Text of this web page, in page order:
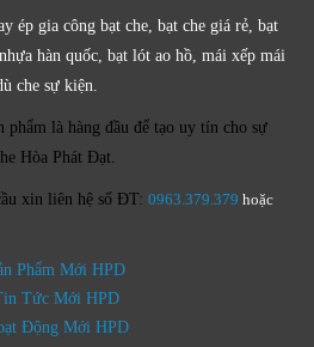
ép gia công bạt che, bạt che giá rẻ, bạt
hàn quốc, bạt lót ao hồ, mái xếp mái
che sự kiện.
phẩm là hàng đầu để tạo uy tín cho sự
Hòa Phát Đạt.
xin liên hệ số ĐT: 0963.379.379 hoặc
Phẩm Mới HPD
Tức Mới HPD
Động Mới HPD